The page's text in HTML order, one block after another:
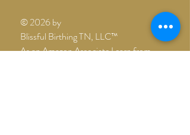
© 2026 by
Blissful Birthing TN, LLC™
As an Amazon Associate I earn from